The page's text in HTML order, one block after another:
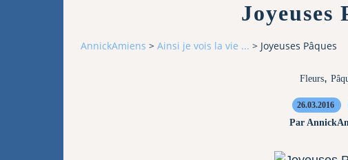
Joyeuses
AnnickAmiens > Ainsi je vois la vie ... > Joyeuses Pâques
Fleurs,
26.03.2016
Par